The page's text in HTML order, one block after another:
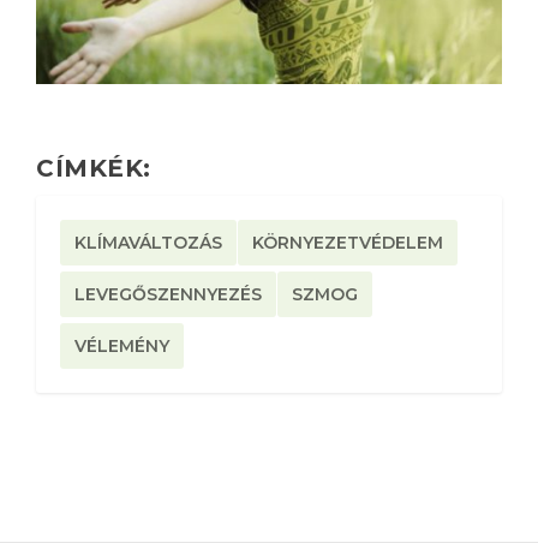
CÍMKÉK:
KLÍMAVÁLTOZÁS KÖRNYEZETVÉDELEM
LEVEGŐSZENNYEZÉS SZMOG
VÉLEMÉNY